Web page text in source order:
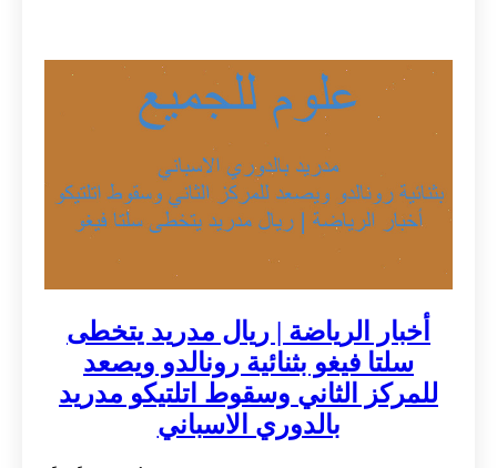
أخبار الرياضة | ريال مدريد يتخطى
سلتا فيغو بثنائية رونالدو ويصعد
للمركز الثاني وسقوط اتلتيكو مدريد
بالدوري الاسباني